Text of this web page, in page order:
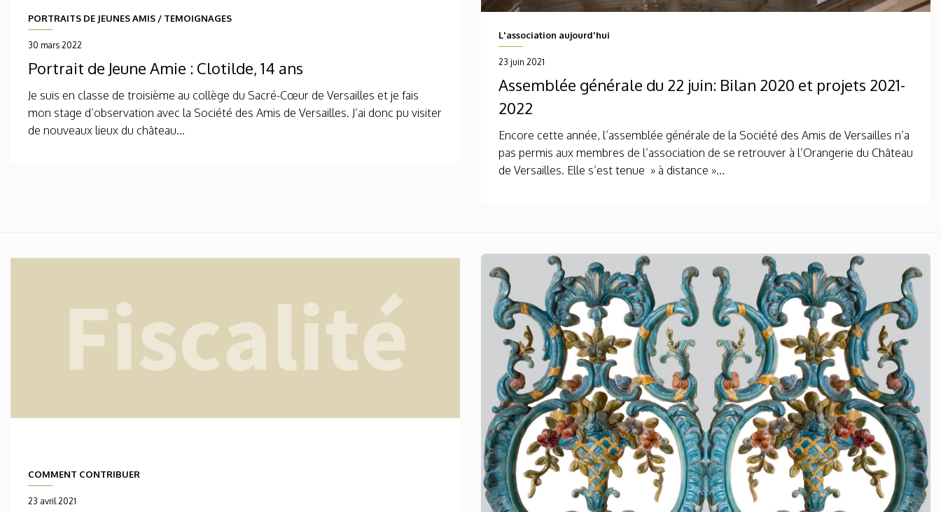
PORTRAITS DE JEUNES AMIS / TEMOIGNAGES
30 mars 2022
Portrait de Jeune Amie : Clotilde, 14 ans
Je suis en classe de troisième au collège du Sacré-Cœur de Versailles et je fais
mon stage d’observation avec la Société des Amis de Versailles. J’ai donc pu visiter
de nouveaux lieux du château...
L'association aujourd'hui
23 juin 2021
Assemblée générale du 22 juin: Bilan 2020 et projets 2021-
2022
Encore cette année, l’assemblée générale de la Société des Amis de Versailles n’a
pas permis aux membres de l’association de se retrouver à l’Orangerie du Château
de Versailles. Elle s’est tenue » à distance »...
COMMENT CONTRIBUER
23 avril 2021